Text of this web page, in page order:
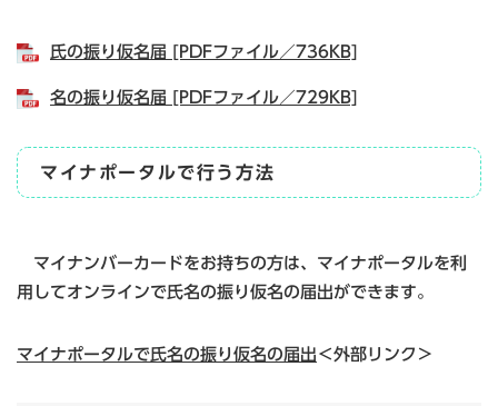
氏の振り仮名届 [PDFファイル／736KB]
名の振り仮名届 [PDFファイル／729KB]
マイナポータルで行う方法
マイナンバーカードをお持ちの方は、マイナポータルを利
用してオンラインで氏名の振り仮名の届出ができます。
マイナポータルで氏名の振り仮名の届出 ＜外部リンク＞